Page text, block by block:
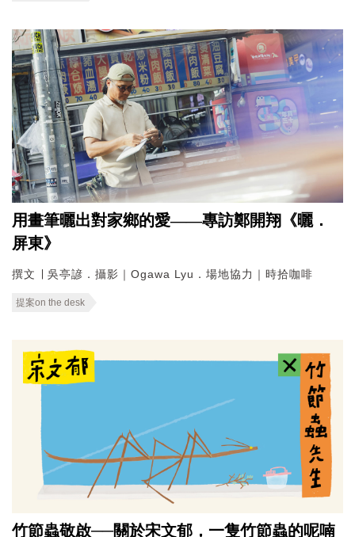
用畫筆曬出對家鄉的愛——專訪鄭開翔《曬．
屏東》
撰文 ∣ 吳亭諺．攝影｜Ogawa Lyu．場地協力｜時拾咖啡
提案on the desk
竹節蟲敬啟──關於宋文郁，一隻竹節蟲的呢喃